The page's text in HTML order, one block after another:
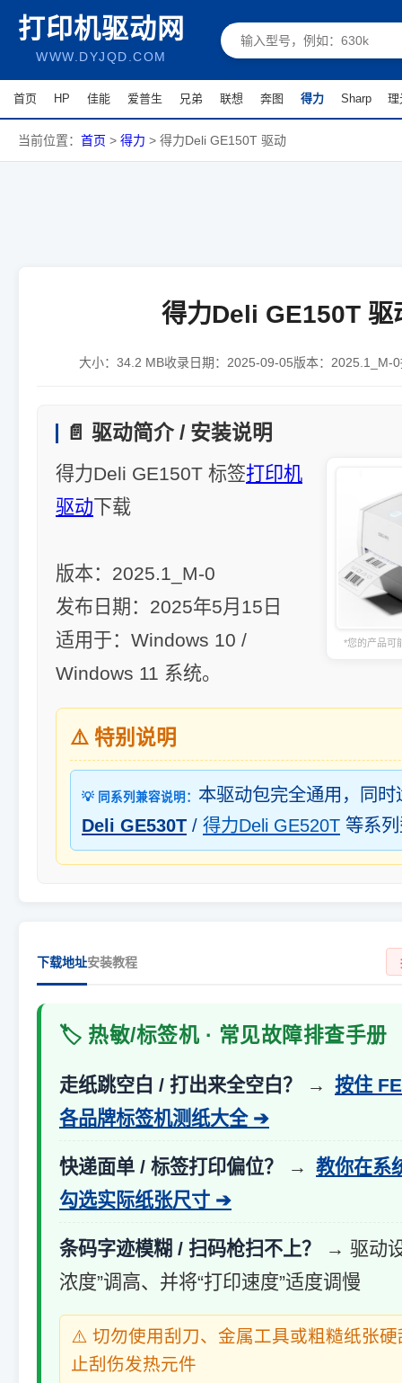
打印机驱动网
WWW.DYJQD.COM
首页 HP 佳能 爱普生 兄弟 联想 奔图 得力 Sharp 理
当前位置： 首页 > 得力 > 得力Deli GE150T 驱动
得力Deli GE150T 驱
大小： 34.2 MB收录日期： 2025-09-05版本： 2025.1_M-0
📄 驱动简介 / 安装说明
*您的产品可
得力Deli GE150T 标签打印机
驱动下载
版本：2025.1_M-0
发布日期：2025年5月15日
适用于：Windows 10 /
Windows 11 系统。
⚠️ 特别说明
💡 同系列兼容说明： 本驱动包完全通用，同
Deli GE530T / 得力Deli GE520T 等系
下载地址安装教程
🏷️ 热敏/标签机 · 常见故障排查手册
走纸跳空白 / 打出来全空白？ →
按住
各品牌标签机测纸大全 ➔
快递面单 / 标签打印偏位？ →
教你在系
勾选实际纸张尺寸 ➔
条码字迹模糊 / 扫码枪扫不上？
→ 驱动
浓度”调高、并将“打印速度”适度调慢
⚠️ 切勿使用刮刀、金属工具或粗糙纸张
止刮伤发热元件